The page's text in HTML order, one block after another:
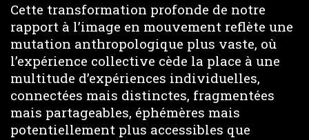
Cette transformation profonde de notre
rapport à l’image en mouvement reflète une
mutation anthropologique plus vaste, où
l’expérience collective cède la place à une
multitude d’expériences individuelles,
connectées mais distinctes, fragmentées
mais partageables, éphémères mais
potentiellement plus accessibles que